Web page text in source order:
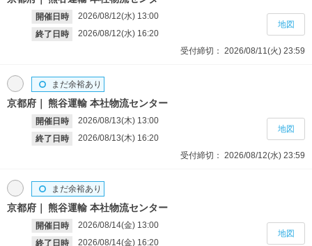
開催日時 2026/08/12(水) 13:00
終了日時
2026/08/12(水) 16:20
受付締切： 2026/08/11(火) 23:59
地図
京都府 熊谷運輸 本社物流センター
開催日時 2026/08/13(木) 13:00
終了日時
2026/08/13(木) 16:20
まだ余裕あり
受付締切： 2026/08/12(水) 23:59
地図
京都府 熊谷運輸 本社物流センター
開催日時 2026/08/14(金) 13:00
終了日時
2026/08/14(金) 16:20
まだ余裕あり
地図